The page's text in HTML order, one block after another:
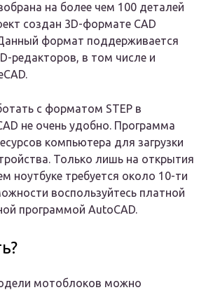
на более чем 100 деталей
создан 3D-формате CAD
формат поддерживается
редакторов, в том числе и
с форматом STEP в
не очень удобно. Программа
компьютера для загрузки
Только лишь на открытия
ноутбуке требуется около 10-ти
воспользуйтесь платной
программой AutoCAD.
мотоблоков можно